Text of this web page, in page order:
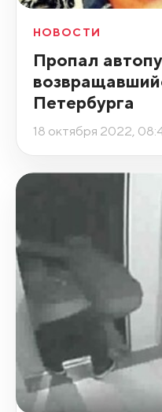
НОВОСТИ
Пропал
Петербурга
18 октября 2022,